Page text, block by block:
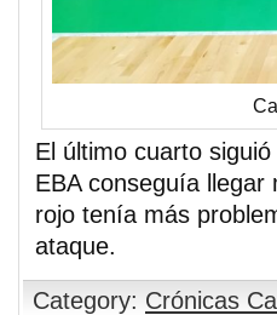
El último cuarto
EBA conseguía
rojo tenía más
ataque.
Category: Crónicas